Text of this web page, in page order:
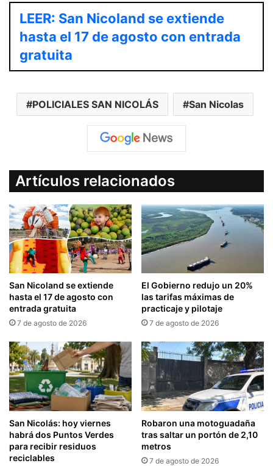
LEER: San Nicoland se extiende
hasta el 17 de agosto con entrada
gratuita
POLICIALES SAN NICOLÁS San Nicolas
Artículos relacionados
San Nicoland se extiende
hasta el 17 de agosto con
entrada gratuita
7 de agosto de 2026
El Gobierno redujo un 20%
las tarifas máximas de
practicaje y pilotaje
7 de agosto de 2026
San Nicolás: hoy viernes
habrá dos Puntos Verdes
para recibir residuos
reciclables
Robaron una motoguadaña
tras saltar un portón de 2,10
metros
7 de agosto de 2026